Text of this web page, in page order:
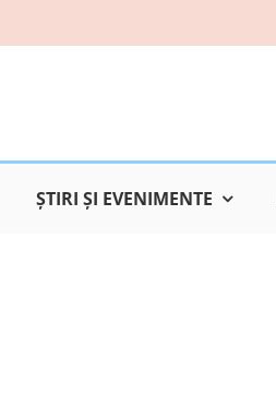
ŞTIRI ŞI EVENIMENTE